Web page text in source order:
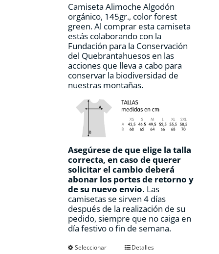
página
de
producto
Camiseta Alimoche Algodón
orgánico, 145gr., color forest
green. Al comprar esta camiseta
estás colaborando con la
Fundación para la Conservación
del Quebrantahuesos en las
acciones que lleva a cabo para
conservar la biodiversidad de
nuestras montañas.
Asegúrese de que elige la talla
correcta, en caso de querer
solicitar el cambio deberá
abonar los portes de retorno y
de su nuevo envio. Las
camisetas se sirven 4 días
después de la realización de su
pedido, siempre que no caiga en
día festivo o fin de semana.
Seleccionar
EsteDetalles